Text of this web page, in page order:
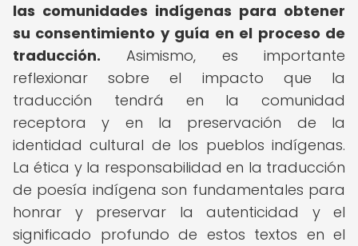
las comunidades indígenas para obtener
su consentimiento y guía en el proceso de
traducción. Asimismo, es importante
reflexionar sobre el impacto que la
traducción tendrá en la comunidad
receptora y en la preservación de la
identidad cultural de los pueblos indígenas.
La ética y la responsabilidad en la traducción
de poesía indígena son fundamentales para
honrar y preservar la autenticidad y el
significado profundo de estos textos en el